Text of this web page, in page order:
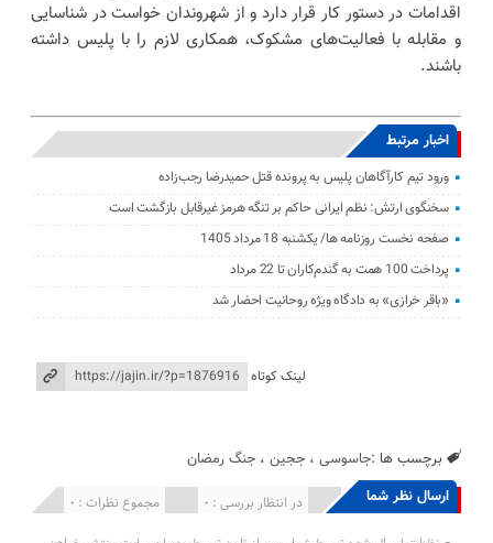
اقدامات در دستور کار قرار دارد و از شهروندان خواست در شناسایی
و مقابله با فعالیت‌های مشکوک، همکاری لازم را با پلیس داشته
باشند.
اخبار مرتبط
ورود تیم کارآگاهان پلیس به پرونده قتل حمیدرضا رجب‌زاده
سخنگوی ارتش: نظم ایرانی حاکم بر تنگه هرمز غیرقابل بازگشت است
صفحه نخست روزنامه ها/ یکشنبه 18 مرداد 1405
پرداخت 100 همت به گندم‌کاران تا 22 مرداد
«باقر خرازی» به دادگاه ویژه روحانیت احضار شد
لینک کوتاه
برچسب ها :جاسوسی ،ججین ،جنگ رمضان
ارسال نظر شما مجموع نظرات : 0 در انتظار بررسی : 0 انتشار یافته : 0